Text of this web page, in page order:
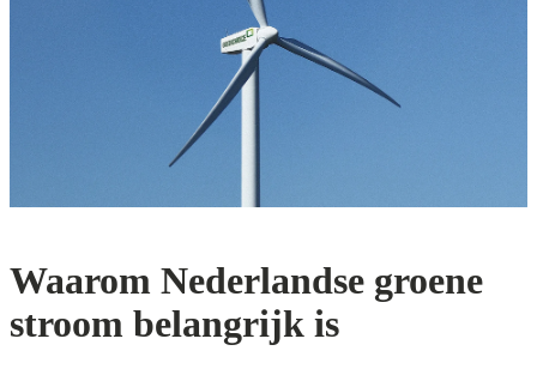
Waarom Nederlandse groene
stroom belangrijk is